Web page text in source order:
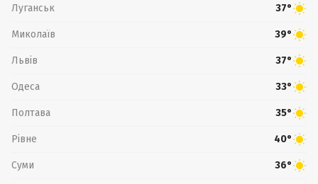
Луганськ 37°
Миколаїв 39°
Львів 37°
Одеса 33°
Полтава 35°
Рівне 40°
Суми 36°